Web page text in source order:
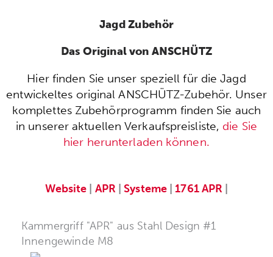
Jagd Zubehör
Das Original von ANSCHÜTZ
Hier finden Sie unser speziell für die Jagd
entwickeltes original ANSCHÜTZ-Zubehör. Unser
komplettes Zubehörprogramm finden Sie auch
in unserer aktuellen Verkaufspreisliste, die Sie
hier herunterladen können.
Website APR |Systeme 1761 APR
Kammergriff "APR" aus Stahl Design #1
Innengewinde M8